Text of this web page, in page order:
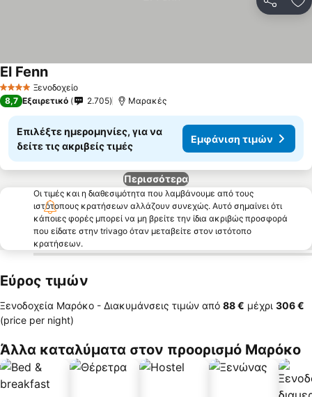
4 ΑστέριαΞενοδοχείο
El Fenn
8,7 Εξαιρετικό 2.705 Μαρακές
Επιλέξτε ημερομηνίες, για να
δείτε τις ακριβείς τιμές
Εμφάνιση τιμών
Περισσότερα
Οι τιμές και η διαθεσιμότητα που λαμβάνουμε από τους
ιστότοπους κρατήσεων αλλάζουν συνεχώς. Αυτό σημαίνει ότι
κάποιες φορές μπορεί να μη βρείτε την ίδια ακριβώς προσφορά
που είδατε στην trivago όταν μεταβείτε στον ιστότοπο
κρατήσεων.
Εύρος τιμών
Ξενοδοχεία Μαρόκο - Διακυμάνσεις τιμών από ‎88 € μέχρι ‎306 €
(price per night)
Άλλα καταλύματα στον προορισμό Μαρόκο